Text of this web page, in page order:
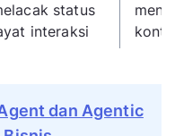
status
interaksi
service
sales,
dan Agentic